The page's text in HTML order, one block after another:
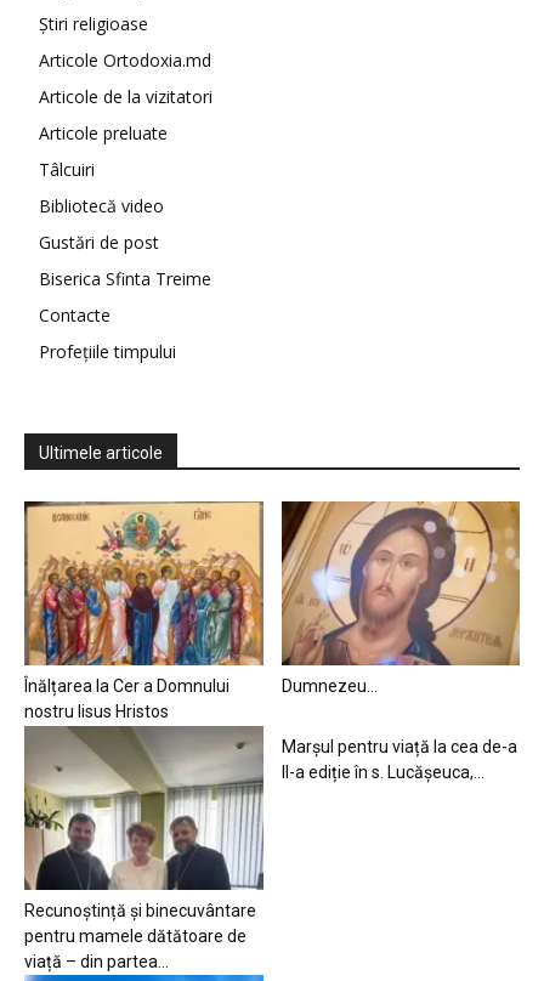
Știri religioase
Articole Ortodoxia.md
Articole de la vizitatori
Articole preluate
Tâlcuiri
Bibliotecă video
Gustări de post
Biserica Sfinta Treime
Contacte
Profețiile timpului
Ultimele articole
Înălțarea la Cer a Domnului
nostru Iisus Hristos
Dumnezeu…
Recunoștință și binecuvântare
pentru mamele dătătoare de
viață – din partea...
Marșul pentru viață la cea de-a
II-a ediție în s. Lucășeuca,...